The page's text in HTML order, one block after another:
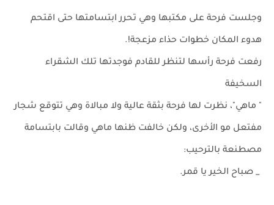
وجلست فرحة على مكتبها وهي تحرر ابتسامتها حتى اقتحم
هدوء المكان خطوات حذاء مزعجة!.
رفعت فرحة رأسها لتنظر للقادم فوجدتها تلك الشقراء
السخيفة
" ماهي"، نظرت لها فرحة بثقة عالية ولا مبالاة وهي تتوقع شجار
مفتعل مو الأخرى، ولكن خالفت ظنها ماهي وقالت بابتسامة
مصطنعة بالترحيب:
_ صباح الخير يا قمر.